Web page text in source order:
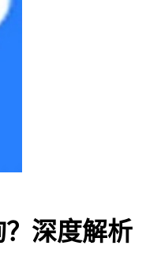
深度解析